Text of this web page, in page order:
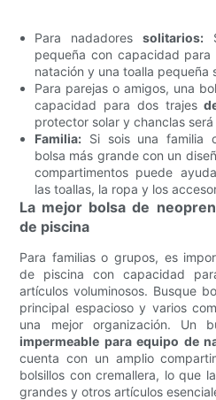
Para nadadoressolitarios:
pequeña con capacidad
natación y una toalla pequeña
Para parejas o amigos, una
capacidad para dos trajes
protector solar y chanclas será
Familia: Si sois una familia
bolsa más grande con un
compartimentos puede
las toallas, la ropa y los
La mejor bolsa de
de piscina
Para familias o grupos, es
de piscina con capacidad
artículos voluminosos. Busque
principal espacioso y varios
una mejor organización. Un
impermeable para equipo de
cuenta con un amplio
bolsillos con cremallera, lo que
grandes y otros artículos